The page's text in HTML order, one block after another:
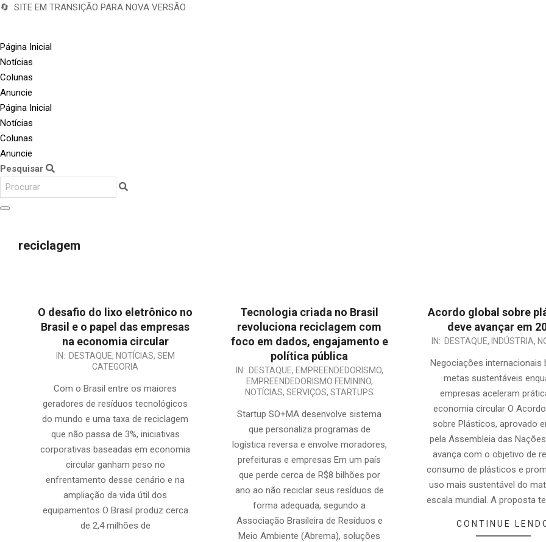
🔄 SITE EM TRANSIÇÃO PARA NOVA VERSÃO
Página Inicial
Notícias
Colunas
Anuncie
Página Inicial
Notícias
Colunas
Anuncie
Pesquisar
reciclagem
O desafio do lixo eletrônico no
Brasil e o papel das empresas
na economia circular
2025-IN: DESTAQUE, NOTÍCIAS, SEM
CATEGORIA
Com o Brasil entre os maiores
geradores de resíduos tecnológicos
do mundo e uma taxa de reciclagem
que não passa de 3%, iniciativas
corporativas baseadas em economia
circular ganham peso no
enfrentamento desse cenário e na
ampliação da vida útil dos
equipamentos O Brasil produz cerca
de 2,4 milhões de
Tecnologia criada no Brasil
revoluciona reciclagem com
foco em dados, engajamento e
política pública
2025-
IN: DESTAQUE, EMPREENDEDORISMO,
EMPREENDEDORISMO FEMININO,
NOTÍCIAS,SERVIÇOS,STARTUPS
Startup SO+MA desenvolve sistema
que personaliza programas de
logística reversa e envolve moradores,
prefeituras e empresas Em um país
que perde cerca de R$8 bilhões por
ano ao não reciclar seus resíduos de
forma adequada, segundo a
Associação Brasileira de Resíduos e
Meio Ambiente (Abrema), soluções
Acordo global sobre
deve avançar em
2025-
IN: DESTAQUE, INDÚSTRIA,
Negociações internacionais
metas sustentáveis
empresas aceleram
economia circular O
sobre Plásticos, aprovado
pela Assembleia das
avança com o objetivo de
consumo de plásticos e
uso mais sustentável do
escala mundial. A proposta
CONTINUE